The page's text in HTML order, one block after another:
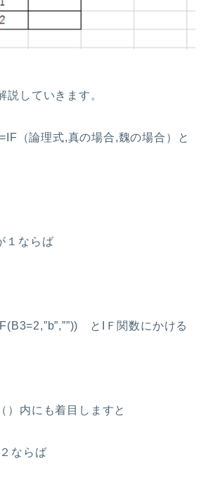
説していきます。
（論理式,真の場合,魏の場合）と
１ならば
とIＦ関数にかける
）内にも着目しますと
ならば